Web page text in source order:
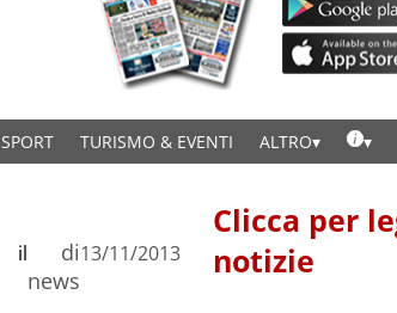
SPORT TURISMO & EVENTI ALTRO
di
news
il 13/11/2013
Clicca per
notizie